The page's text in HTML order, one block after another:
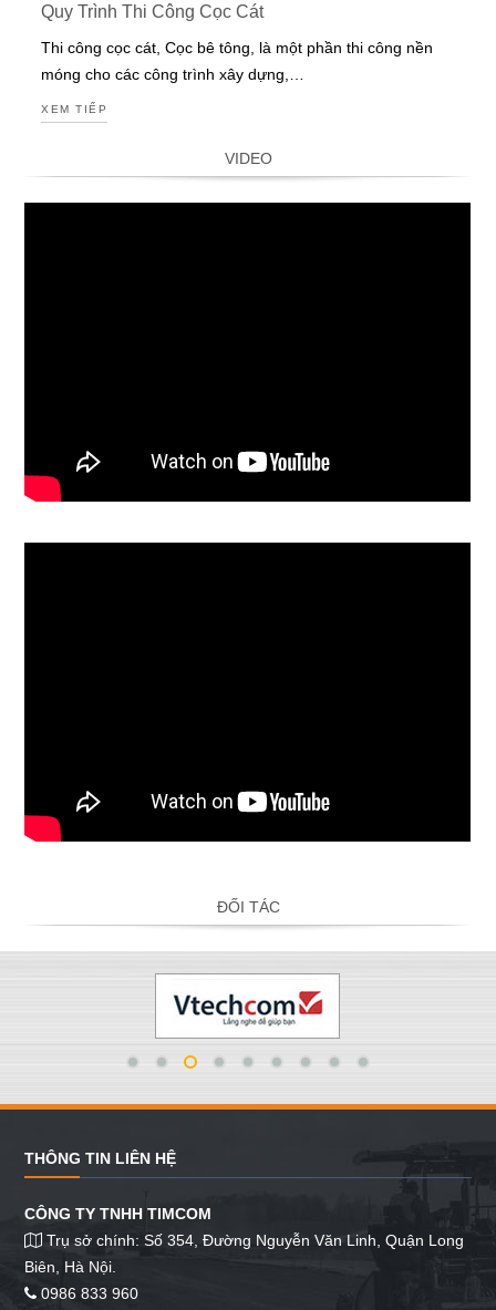
Quy Trình Thi Công Cọc Cát
Thi công cọc cát, Cọc bê tông, là một phần thi công nền
móng cho các công trình xây dựng,…
XEM TIẾP
VIDEO
ĐỐI TÁC
THÔNG TIN LIÊN HỆ
CÔNG TY TNHH TIMCOM
Trụ sở chính: Số 354, Đường Nguyễn Văn Linh, Quận Long
Biên, Hà Nội.
0986 833 960